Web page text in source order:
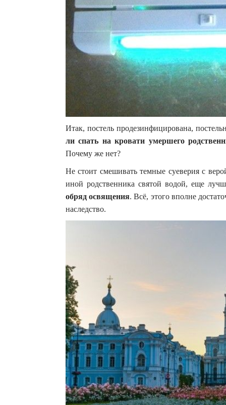
Итак, постель продезинфицирована,
ли спать на кровати умершего
Почему же нет?
Не стоит смешивать темные суеверия с
иной родственника святой водой, еще
обряд освящения. Всё, этого вполне
наследство.